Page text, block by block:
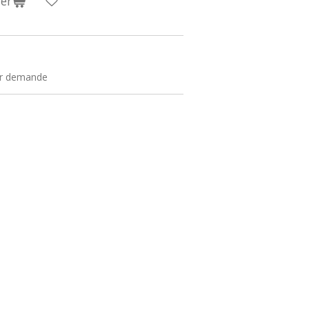
demande